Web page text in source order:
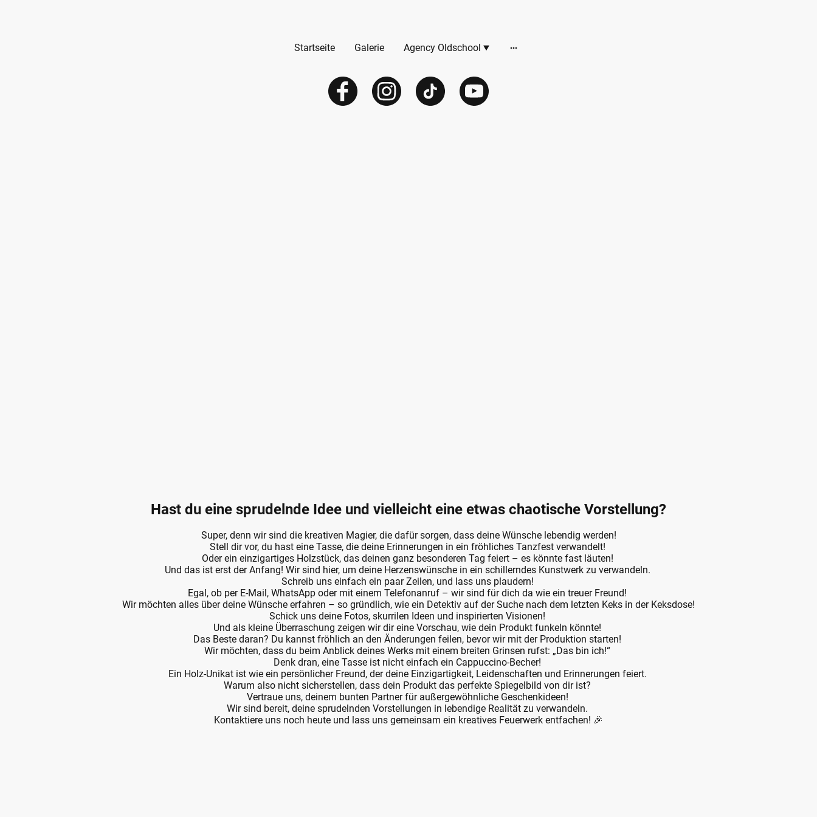
Startseite Galerie Agency Oldschool
Hast du eine sprudelnde Idee und vielleicht eine etwas chaotische Vorstellung?
Super, denn wir sind die kreativen Magier, die dafür sorgen, dass deine Wünsche lebendig werden!
Stell dir vor, du hast eine Tasse, die deine Erinnerungen in ein fröhliches Tanzfest verwandelt!
Oder ein einzigartiges Holzstück, das deinen ganz besonderen Tag feiert – es könnte fast läuten!
Und das ist erst der Anfang! Wir sind hier, um deine Herzenswünsche in ein schillerndes Kunstwerk zu verwandeln.
Schreib uns einfach ein paar Zeilen, und lass uns plaudern!
Egal, ob per E-Mail, WhatsApp oder mit einem Telefonanruf – wir sind für dich da wie ein treuer Freund!
Wir möchten alles über deine Wünsche erfahren – so gründlich, wie ein Detektiv auf der Suche nach dem letzten Keks in der Keksdose!
Schick uns deine Fotos, skurrilen Ideen und inspirierten Visionen!
Und als kleine Überraschung zeigen wir dir eine Vorschau, wie dein Produkt funkeln könnte!
Das Beste daran? Du kannst fröhlich an den Änderungen feilen, bevor wir mit der Produktion starten!
Wir möchten, dass du beim Anblick deines Werks mit einem breiten Grinsen rufst: „Das bin ich!“
Denk dran, eine Tasse ist nicht einfach ein Cappuccino-Becher!
Ein Holz-Unikat ist wie ein persönlicher Freund, der deine Einzigartigkeit, Leidenschaften und Erinnerungen feiert.
Warum also nicht sicherstellen, dass dein Produkt das perfekte Spiegelbild von dir ist?
Vertraue uns, deinem bunten Partner für außergewöhnliche Geschenkideen!
Wir sind bereit, deine sprudelnden Vorstellungen in lebendige Realität zu verwandeln.
Kontaktiere uns noch heute und lass uns gemeinsam ein kreatives Feuerwerk entfachen! 🎉